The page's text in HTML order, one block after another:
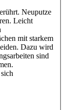
Neuputze
Leicht
mit starkem
Dazu wird
sind